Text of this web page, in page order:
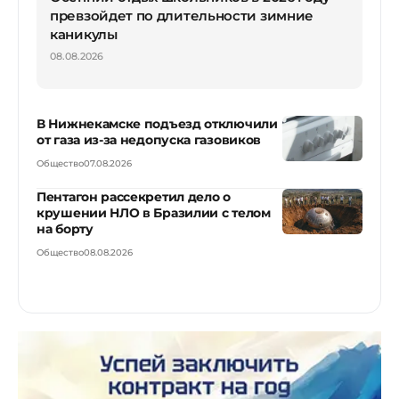
превзойдет по длительности зимние
каникулы
08.08.2026
В Нижнекамске подъезд отключили
от газа из-за недопуска газовиков
Общество07.08.2026
Пентагон рассекретил дело о
крушении НЛО в Бразилии с телом
на борту
Общество08.08.2026